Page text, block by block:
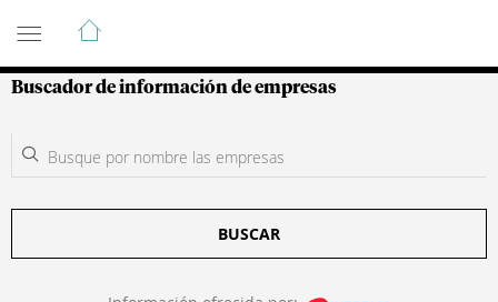
Guía de Empresas Colombianas
Buscador de información de empresas
BUSCAR